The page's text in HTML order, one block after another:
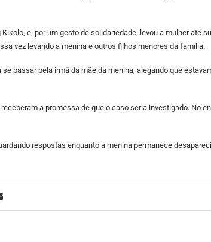
e, por um gesto de solidariedade, levou a mulher até
vez levando a menina e outros filhos menores da família.
passar pela irmã da mãe da menina, alegando que
a promessa de que o caso seria investigado. No
respostas enquanto a menina permanece